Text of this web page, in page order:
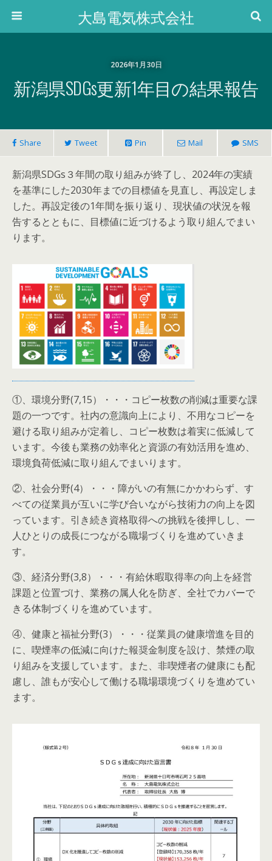
大島電気株式会社
2026年1月30日
新潟県SDGs更新1年目の結果報告
Share Tweet Pin Mail SMS
新潟県SDGs３年間の取り組みが終了し、2024年の実績
を基準にした2030年までの目標値を見直し、再設定しま
した。再設定後の1年間を振り返り、現状値の状況を報
告するとともに、目標値に近づけるよう取り組んでまい
ります。
①、環境分野(7,15）・・・コピー枚数の削減は重要な課
題の一つです。社内の意識向上により、不用なコピーを
避ける取り組みが定着し、コピー枚数は着実に低減して
います。今後も業務の効率化と資源の有効活用を進め、
環境負荷低減に取り組んでまいります。
②、社会分野(4）・・・障がいの有無にかかわらず、す
べての従業員が互いに学び合いながら技術力の向上を図
っています。引き続き資格取得への挑戦を後押しし、一
人ひとりの成長につながる職場づくりを進めていきま
す。
③、経済分野(3,8）・・・有給休暇取得率の向上を経営
課題と位置づけ、業務の属人化を防ぎ、全社でカバーで
きる体制づくりを進めています。
④、健康と福祉分野(3）・・・従業員の健康増進を目的
に、喫煙率の低減に向けた報奨金制度を設け、禁煙の取
り組みを支援しています。また、非喫煙者の健康にも配
慮し、誰もが安心して働ける職場環境づくりを進めてい
ます。